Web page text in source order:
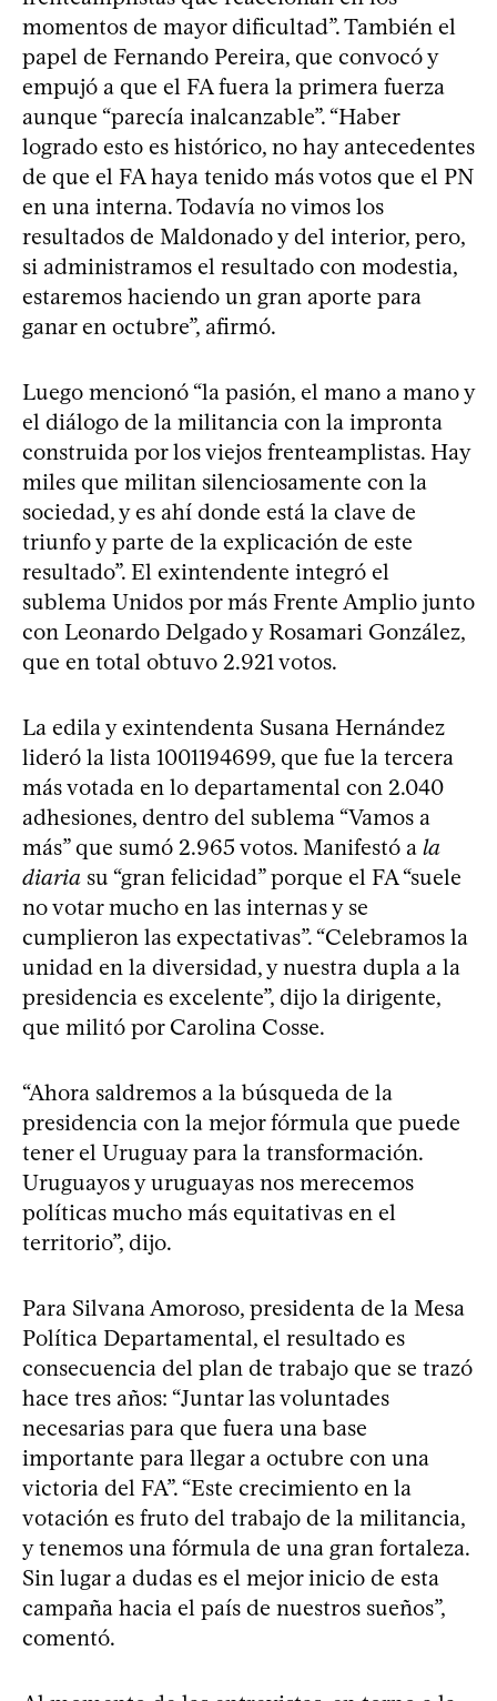
momentos de mayor dificultad”. También el
papel de Fernando Pereira, que convocó y
empujó a que el FA fuera la primera fuerza
aunque “parecía inalcanzable”. “Haber
logrado esto es histórico, no hay antecedentes
de que el FA haya tenido más votos que el PN
en una interna. Todavía no vimos los
resultados de Maldonado y del interior, pero,
si administramos el resultado con modestia,
estaremos haciendo un gran aporte para
ganar en octubre”, afirmó.
Luego mencionó “la pasión, el mano a mano y
el diálogo de la militancia con la impronta
construida por los viejos frenteamplistas. Hay
miles que militan silenciosamente con la
sociedad, y es ahí donde está la clave de
triunfo y parte de la explicación de este
resultado”. El exintendente integró el
sublema Unidos por más Frente Amplio junto
con Leonardo Delgado y Rosamari González,
que en total obtuvo 2.921 votos.
La edila y exintendenta Susana Hernández
lideró la lista 1001194699, que fue la tercera
más votada en lo departamental con 2.040
adhesiones, dentro del sublema “Vamos a
más” que sumó 2.965 votos. Manifestó a la
diaria su “gran felicidad” porque el FA “suele
no votar mucho en las internas y se
cumplieron las expectativas”. “Celebramos la
unidad en la diversidad, y nuestra dupla a la
presidencia es excelente”, dijo la dirigente,
que militó por Carolina Cosse.
“Ahora saldremos a la búsqueda de la
presidencia con la mejor fórmula que puede
tener el Uruguay para la transformación.
Uruguayos y uruguayas nos merecemos
políticas mucho más equitativas en el
territorio”, dijo.
Para Silvana Amoroso, presidenta de la Mesa
Política Departamental, el resultado es
consecuencia del plan de trabajo que se trazó
hace tres años: “Juntar las voluntades
necesarias para que fuera una base
importante para llegar a octubre con una
victoria del FA”. “Este crecimiento en la
votación es fruto del trabajo de la militancia,
y tenemos una fórmula de una gran fortaleza.
Sin lugar a dudas es el mejor inicio de esta
campaña hacia el país de nuestros sueños”,
comentó.